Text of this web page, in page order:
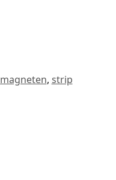
magneten, strip